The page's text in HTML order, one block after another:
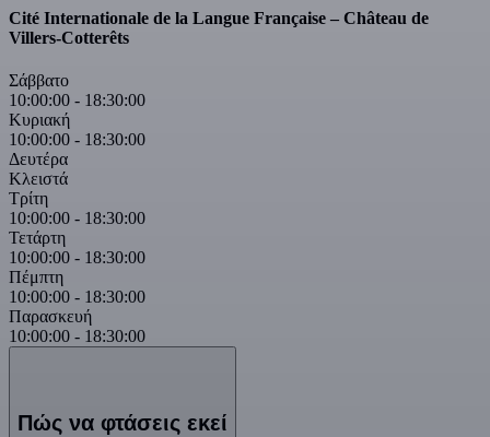
Cité Internationale de la Langue Française – Château de
Villers-Cotterêts
Σάββατο
10:00:00 - 18:30:00
Κυριακή
10:00:00 - 18:30:00
Δευτέρα
Κλειστά
Τρίτη
10:00:00 - 18:30:00
Τετάρτη
10:00:00 - 18:30:00
Πέμπτη
10:00:00 - 18:30:00
Παρασκευή
10:00:00 - 18:30:00
Πώς να φτάσεις εκεί